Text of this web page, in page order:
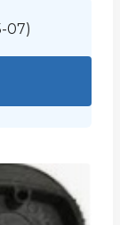
07)